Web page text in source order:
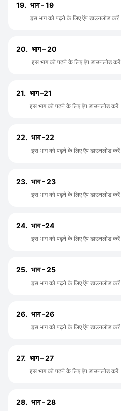
19. भाग – 19
इस भाग को पढ़ने के लिए ऍप डाउनलोड करें
20. भाग – 20
इस भाग को पढ़ने के लिए ऍप डाउनलोड करें
21. भाग –21
इस भाग को पढ़ने के लिए ऍप डाउनलोड करें
22. भाग –22
इस भाग को पढ़ने के लिए ऍप डाउनलोड करें
23. भाग – 23
इस भाग को पढ़ने के लिए ऍप डाउनलोड करें
24. भाग –24
इस भाग को पढ़ने के लिए ऍप डाउनलोड करें
25. भाग – 25
इस भाग को पढ़ने के लिए ऍप डाउनलोड करें
26. भाग –26
इस भाग को पढ़ने के लिए ऍप डाउनलोड करें
27. भाग – 27
इस भाग को पढ़ने के लिए ऍप डाउनलोड करें
28. भाग – 28